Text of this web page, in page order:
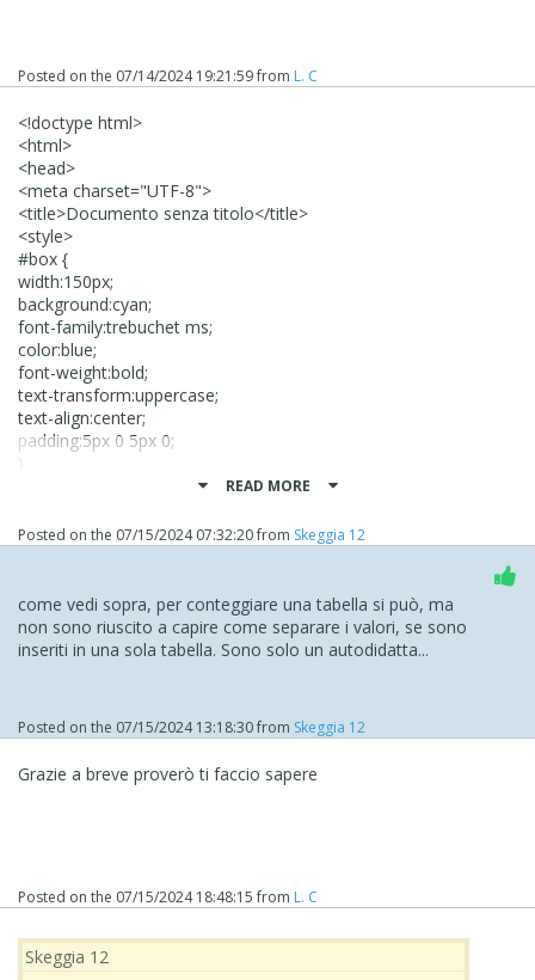
Posted on the 07/14/2024 19:21:59from L. C
<!doctype html>
<html>
<head>
<meta charset="UTF-8">
<title>Documento senza titolo</title>
<style>
#box {
width:150px;
background:cyan;
font-family:trebuchet ms;
color:blue;
font-weight:bold;
text-transform:uppercase;
text-align:center;
padding:5px 0 5px 0;
background: orange;
font-family:arial black;
padding:5px 0 5px 0;
}
</style>
<?php
rd","nomeDB");
echo "Connessione fallita " . mysqli_connect_error();
$category = "
READ MORE
Posted on the 07/15/2024 07:32:20from Skeggia 12
come vedi sopra, per conteggiare una tabella si può, ma
non sono riuscito a capire come separare i valori, se sono
inseriti in una sola tabella. Sono solo un autodidatta...
Posted on the 07/15/2024 13:18:30from Skeggia 12
Grazie a breve proverò ti faccio sapere
Posted on the 07/15/2024 18:48:15from L. C
Skeggia 12